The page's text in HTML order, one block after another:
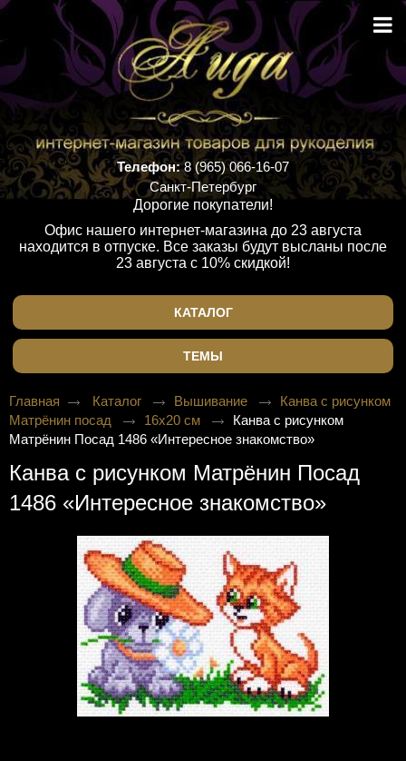
Телефон:8 (965) 066-16-07
Санкт-Петербург
Дорогие покупатели!
Офис нашего интернет-магазина до 23 августа
находится в отпуске. Все заказы будут высланы после
23 августа с 10% скидкой!
КАТАЛОГ
ТЕМЫ
Главная Каталог Вышивание
Канва с рисунком
Матрёнин посад
16х20 см
Канва с рисунком
Матрёнин Посад 1486 «Интересное знакомство»
Канва с рисунком Матрёнин Посад
1486 «Интересное знакомство»